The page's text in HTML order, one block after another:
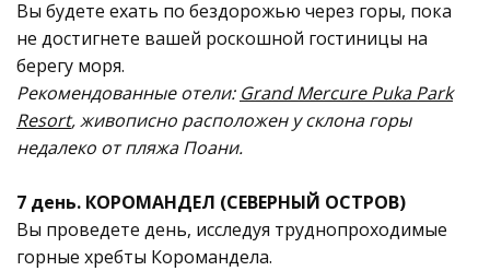
Вы будете ехать по бездорожью через горы, пока
не достигнете вашей роскошной гостиницы на
берегу моря.
Рекомендованные отели: Grand Mercure Puka Park
Resort, живописно расположен у склона горы
недалеко от пляжа Поани.
7 день. КОРОМАНДЕЛ (СЕВЕРНЫЙ ОСТРОВ)
Вы проведете день, исследуя труднопроходимые
горные хребты Коромандела.